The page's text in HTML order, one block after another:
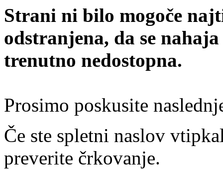
Strani ni bilo mogoče
odstranjena, da se
trenutno nedostopna.
Prosimo poskusite
Če ste spletni naslov
preverite črkovanje.